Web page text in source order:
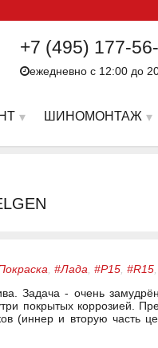
+7 (495) 177-
ежедневно с 12:00 до
ШИНОМОНТАЖ
#Лада #Р15 #R15
Задача - очень
покрытых коррозией.
(иннер и вторую